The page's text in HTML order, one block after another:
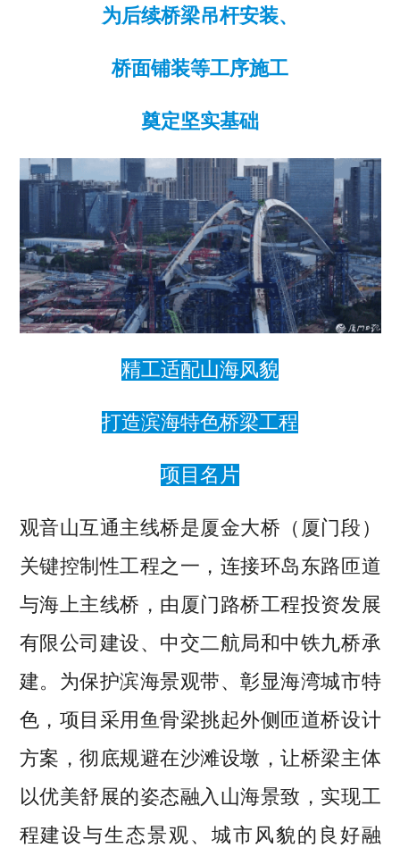
为后续桥梁吊杆安装、
桥面铺装等工序施工
奠定坚实基础
精工适配山海风貌
打造滨海特色桥梁工程
项目名片
观音山互通主线桥是厦金大桥（厦门段）
关键控制性工程之一，连接环岛东路匝道
与海上主线桥，由厦门路桥工程投资发展
有限公司建设、中交二航局和中铁九桥承
建。为保护滨海景观带、彰显海湾城市特
色，项目采用鱼骨梁挑起外侧匝道桥设计
方案，彻底规避在沙滩设墩，让桥梁主体
以优美舒展的姿态融入山海景致，实现工
程建设与生态景观、城市风貌的良好融